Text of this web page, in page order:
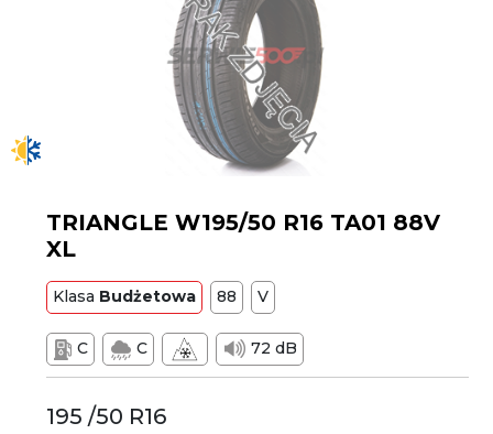
TRIANGLE W195/50 R16 TA01 88V
XL
Klasa Budżetowa 88 V
C C 72 dB
195 /50 R16